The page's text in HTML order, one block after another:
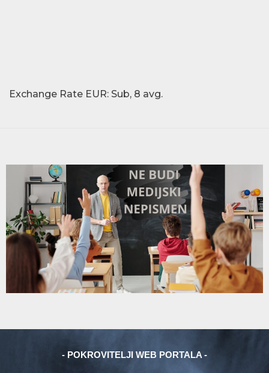
Exchange Rate EUR: Sub, 8 avg.
- POKROVITELJI WEB PORTALA -